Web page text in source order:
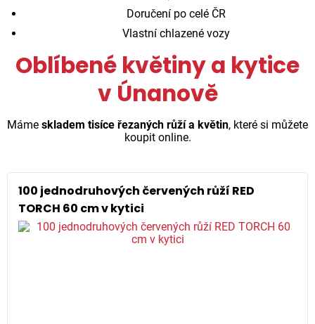
Doručení po celé ČR
Vlastní chlazené vozy
Oblíbené květiny a kytice
v Únanově
Máme skladem tisíce řezaných růží a květin, které si můžete
koupit online.
100 jednodruhových červených růží RED
TORCH 60 cm v kytici